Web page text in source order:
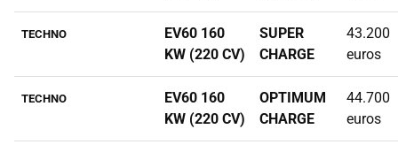
TECHNO
EV60 160
KW (220 CV)
SUPER
CHARGE
43.200
euros
TECHNO
EV60 160
KW (220 CV)
OPTIMUM
CHARGE
44.700
euros